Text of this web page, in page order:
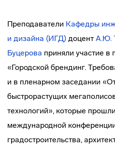
Преподаватели Кафедры
и дизайна (ИГД) доцент А.Ю.
Буцерова приняли участие в
«Городской брендинг.
и в пленарном заседании
быстрорастущих
технологий», которые
международной
градостроительства,